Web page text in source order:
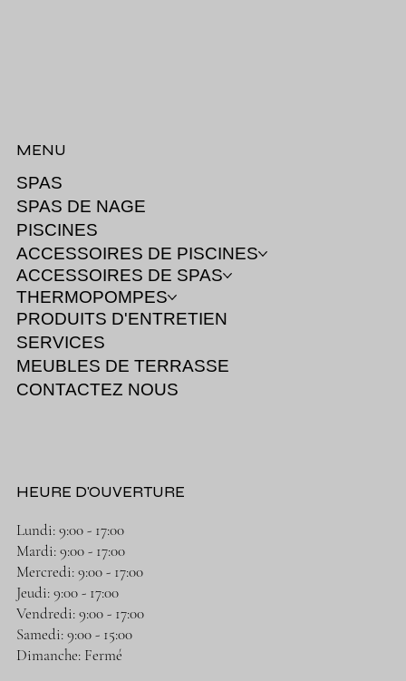
MENU
SPAS
SPAS DE NAGE
PISCINES
ACCESSOIRES DE PISCINES
ACCESSOIRES DE SPAS
THERMOPOMPES
PRODUITS D'ENTRETIEN
SERVICES
MEUBLES DE TERRASSE
CONTACTEZ NOUS
HEURE D'OUVERTURE
Lundi: 9:00 - 17:00
Mardi: 9:00 - 17:00
Mercredi: 9:00 - 17:00
Jeudi: 9:00 - 17:00
Vendredi: 9:00 - 17:00
Samedi: 9:00 - 15:00
Dimanche: Fermé